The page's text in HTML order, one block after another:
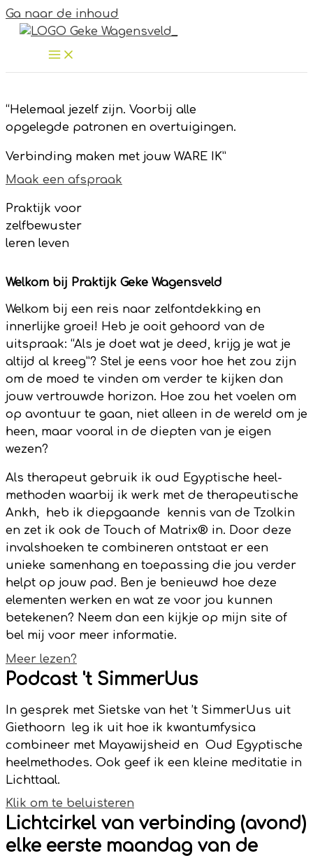
Ga naar de inhoud
“Helemaal jezelf zijn. Voorbij alle
opgelegde patronen en overtuigingen.
Verbinding maken met jouw WARE IK”
Maak een afspraak
Praktijk voor
zelfbewuster
leren leven
Welkom bij Praktijk Geke Wagensveld
Welkom bij een reis naar zelfontdekking en
innerlijke groei! Heb je ooit gehoord van de
uitspraak: “Als je doet wat je deed, krijg je wat je
altijd al kreeg”? Stel je eens voor hoe het zou zijn
om de moed te vinden om verder te kijken dan
jouw vertrouwde horizon. Hoe zou het voelen om
op avontuur te gaan, niet alleen in de wereld om je
heen, maar vooral in de diepten van je eigen
wezen?
Als therapeut gebruik ik oud Egyptische heel-
methoden waarbij ik werk met de therapeutische
Ankh, heb ik diepgaande kennis van de Tzolkin
en zet ik ook de Touch of Matrix® in. Door deze
invalshoeken te combineren ontstaat er een
unieke samenhang en toepassing die jou verder
helpt op jouw pad. Ben je benieuwd hoe deze
elementen werken en wat ze voor jou kunnen
betekenen? Neem dan een kijkje op mijn site of
bel mij voor meer informatie.
Meer lezen?
Podcast 't SimmerUus
In gesprek met Sietske van het ’t SimmerUus uit
Giethoorn leg ik uit hoe ik kwantumfysica
combineer met Mayawijsheid en Oud Egyptische
heelmethodes. Ook geef ik een kleine meditatie in
Lichttaal.
Klik om te beluisteren
Lichtcirkel van verbinding (avond)
elke eerste maandag van de